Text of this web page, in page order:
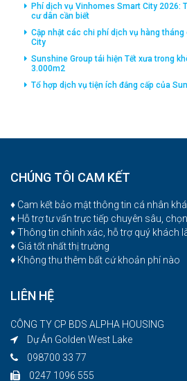
Phí dịch vụ Vinhomes Smart City 2026:
cư dân cần biết
Cập nhật các chi phí dịch vụ hàng
City
Sunshine Group tái hiện Tết xưa trong
3.000m2
Tổ hợp dịch vụ tiện ích đắng cấp của
CHÚNG TÔI CAM KẾT
♦ Cam kết bảo mật thông tin cá nhân
♦ Hỗ trợ tư vấn trực tiếp chuyên sâu,
♦ Thông tin chính xác, hỗ trợ quý khách
♦ Giá tốt nhất thị trường
♦ Không thu thêm bất cứ khoản phí nào
LIÊN HỆ
CÔNG TY CP BDS ALPHA HOUSING
Dự Án Golden West Lake
098700 33 77
0247 1096 555